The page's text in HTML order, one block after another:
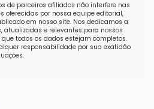
de parceiros afiliados não interfere nas
oferecidas por nossa equipe editorial,
em nosso site. Nos dedicamos a
atualizadas e relevantes para nossos
todos os dados estejam completos.
responsabilidade por sua exatidão